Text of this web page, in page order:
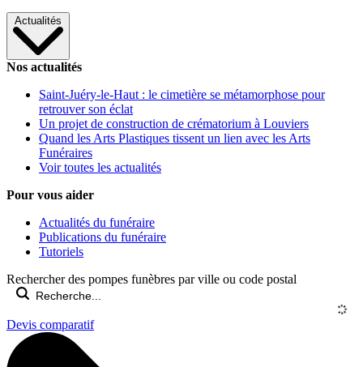
Actualités
Nos actualités
Saint-Juéry-le-Haut : le cimetière se métamorphose pour
retrouver son éclat
Un projet de construction de crématorium à Louviers
Quand les Arts Plastiques tissent un lien avec les Arts
Funéraires
Voir toutes les actualités
Pour vous aider
Actualités du funéraire
Publications du funéraire
Tutoriels
Rechercher des pompes funèbres par ville ou code postal
Devis comparatif